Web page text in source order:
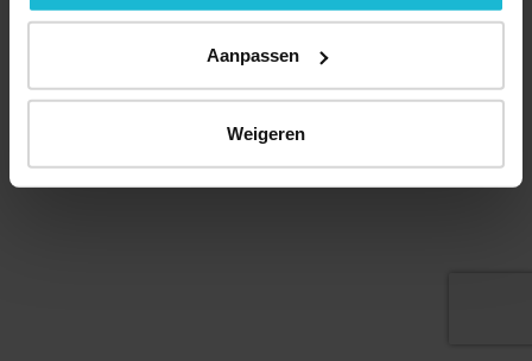
Aanpassen
Weigeren
© 2026 Stichting Forten Nederland
Forten.nl wordt ondersteund door de